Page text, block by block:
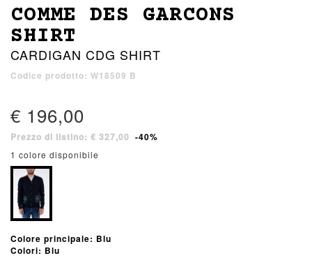
COMME DES GARCONS
SHIRT
CARDIGAN CDG SHIRT
Codice prodotto: W18509 B
€ 196,00
Prezzo di listino: € 327,00 -40%
1 colore disponibile
Colore principale: Blu
Colori: Blu